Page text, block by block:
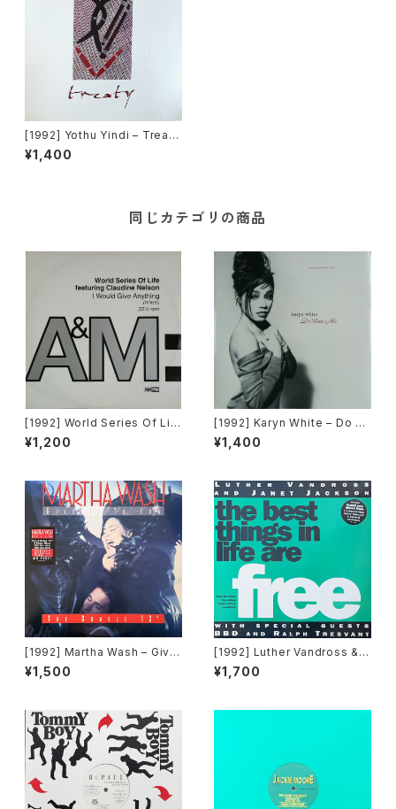
[1992] Yothu Yindi – Treaty
[Hollywood Records]
¥1,400
同じカテゴリの商品
[1992] World Series Of Lif
e Featuring Claudine Nels
on – I Would Give Anything
¥1,200
[1992] Karyn White – Do Un
to Me / Walkin' The Dog
[Warner Bros. Records]
¥1,400
[1992] Martha Wash – Give
It To You [RCA][2枚組]
¥1,500
[1992] Luther Vandross & J
anet Jackson With Special
Guests BBD & Ralph Tresv
¥1,700